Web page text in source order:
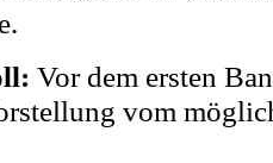
Vor dem ersten
vom